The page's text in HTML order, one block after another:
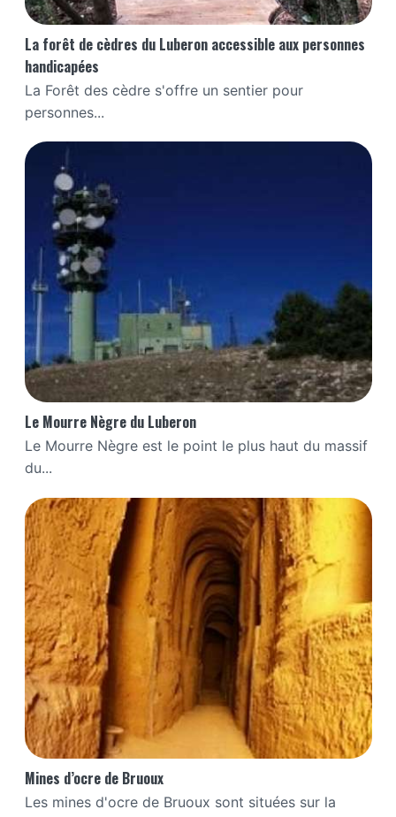
La forêt de cèdres du Luberon accessible aux personnes
handicapées
La Forêt des cèdre s'offre un sentier pour
personnes...
Le Mourre Nègre du Luberon
Le Mourre Nègre est le point le plus haut du massif
du...
Mines d’ocre de Bruoux
Les mines d'ocre de Bruoux sont situées sur la